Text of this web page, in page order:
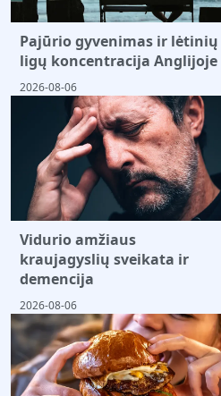
Pajūrio gyvenimas ir lėtinių
ligų koncentracija Anglijoje
2026-08-06
Vidurio amžiaus
kraujagyslių sveikata ir
demencija
2026-08-06